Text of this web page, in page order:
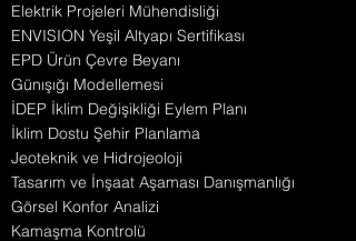
Elektrik Projeleri Mühendisliği
ENVISION Yeşil Altyapı Sertifikası
EPD Ürün Çevre Beyanı
Günışığı Modellemesi
İDEP İklim Değişikliği Eylem Planı
İklim Dostu Şehir Planlama
Jeoteknik ve Hidrojeoloji
Tasarım ve İnşaat Aşaması Danışmanlığı
Görsel Konfor Analizi
Kamaşma Kontrolü